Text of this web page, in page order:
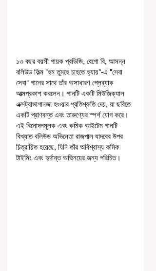
১৩ বছর বয়সী গায়ক প্রডিজি, রেগো বি, আসন্ন
বলিউড ফিল্ম "হম তুমহে চাহতে হ্যায়"-এ "সেবা
সেবা" গানের সাথে তাঁর অসাধারণ প্লেব্যাক
আত্মপ্রকাশ করলেন। গানটি একটি মিউজিক্যাল
এক্সট্রাভাগানজা হওয়ার প্রতিশ্রুতি দেয়, যা ছবিতে
একটি প্রাণবন্ত এবং তারুণ্যের স্পর্শ যোগ করে।
এই বিনোদনমূলক এবং কমিক আইটেম গানটি
বিখ্যাত বলিউড অভিনেতা রাজপাল যাদবের উপর
চিত্রায়িত হয়েছে, যিনি তাঁর অবিশ্বাস্য কমিক
টাইমিং এবং দুর্দান্ত অভিনয়ের জন্য পরিচিত।